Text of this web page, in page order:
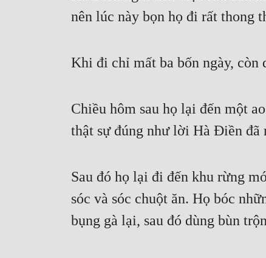
nên lúc này bọn họ đi rất thong
Khi đi chỉ mất ba bốn ngày, còn
Chiều hôm sau họ lại đến một
thật sự đúng như lời Hà Điền đã
Sau đó họ lại đi đến khu rừng
sóc và sóc chuột ăn. Họ bóc
bụng gà lại, sau đó dùng bùn